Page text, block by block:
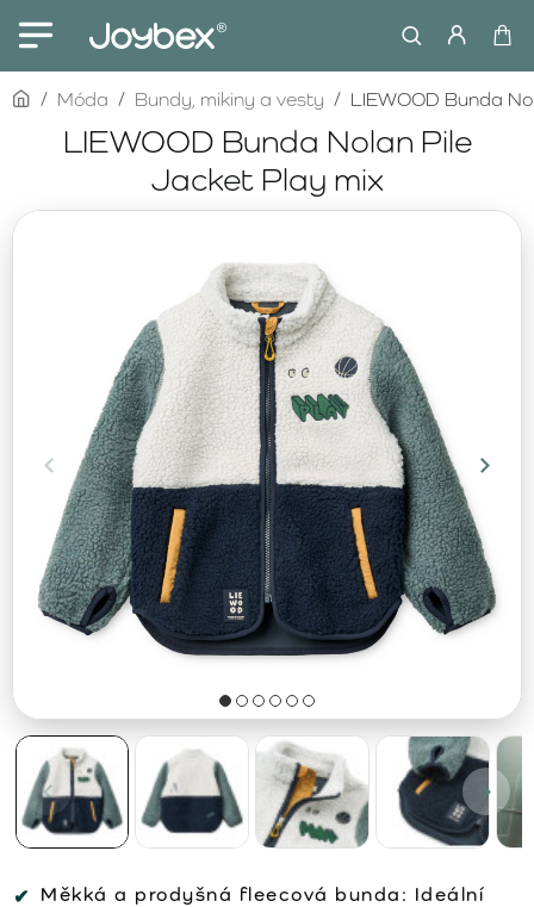
LIEWOOD Bunda Nolan Pile
Jacket Play mix
homeMóda Bundy, mikiny a vesty LIEWOOD Bunda
Měkká a prodyšná fleecová bunda: Ideální